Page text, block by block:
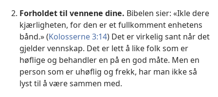
Forholdet til vennene dine. Bibelen sier: «Ikle dere
kjærligheten, for den er et fullkomment enhetens
bånd.» (Kolosserne 3:14) Det er virkelig sant når det
gjelder vennskap. Det er lett å like folk som er
høflige og behandler en på en god måte. Men en
person som er uhøflig og frekk, har man ikke så
lyst til å være sammen med.